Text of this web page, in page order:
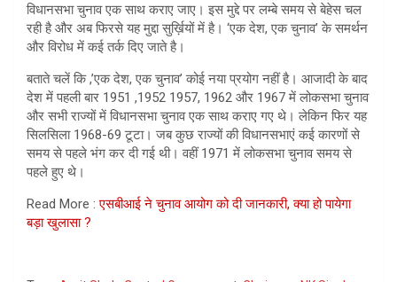
विधानसभा चुनाव एक साथ कराए जाए। इस मुद्दे पर लम्बे समय से बेहेस चल
रही है और अब फिरसे यह मुद्दा सुर्ख़ियों में है। ‘एक देश, एक चुनाव’ के समर्थन
और विरोध में कई तर्क दिए जाते है।
बताते चलें कि ,’एक देश, एक चुनाव’ कोई नया प्रयोग नहीं है। आजादी के बाद
देश में पहली बार 1951 ,1952 1957, 1962 और 1967 में लोकसभा चुनाव
और सभी राज्यों में विधानसभा चुनाव एक साथ कराए गए थे। लेकिन फिर यह
सिलसिला 1968-69 टूटा। जब कुछ राज्यों की विधानसभाएं कई कारणों से
समय से पहले भंग कर दी गई थी। वहीं 1971 में लोकसभा चुनाव समय से
पहले हुए थे।
Read More :एसबीआई ने चुनाव आयोग को दी जानकारी, क्या हो पायेगा
बड़ा खुलासा ?